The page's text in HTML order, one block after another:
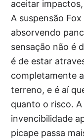
aceitar
A suspensão
absorvendo
sensação não é
é de estar
completamente
terreno, e é aí
quanto o risco.
invencibilidade
picape passa